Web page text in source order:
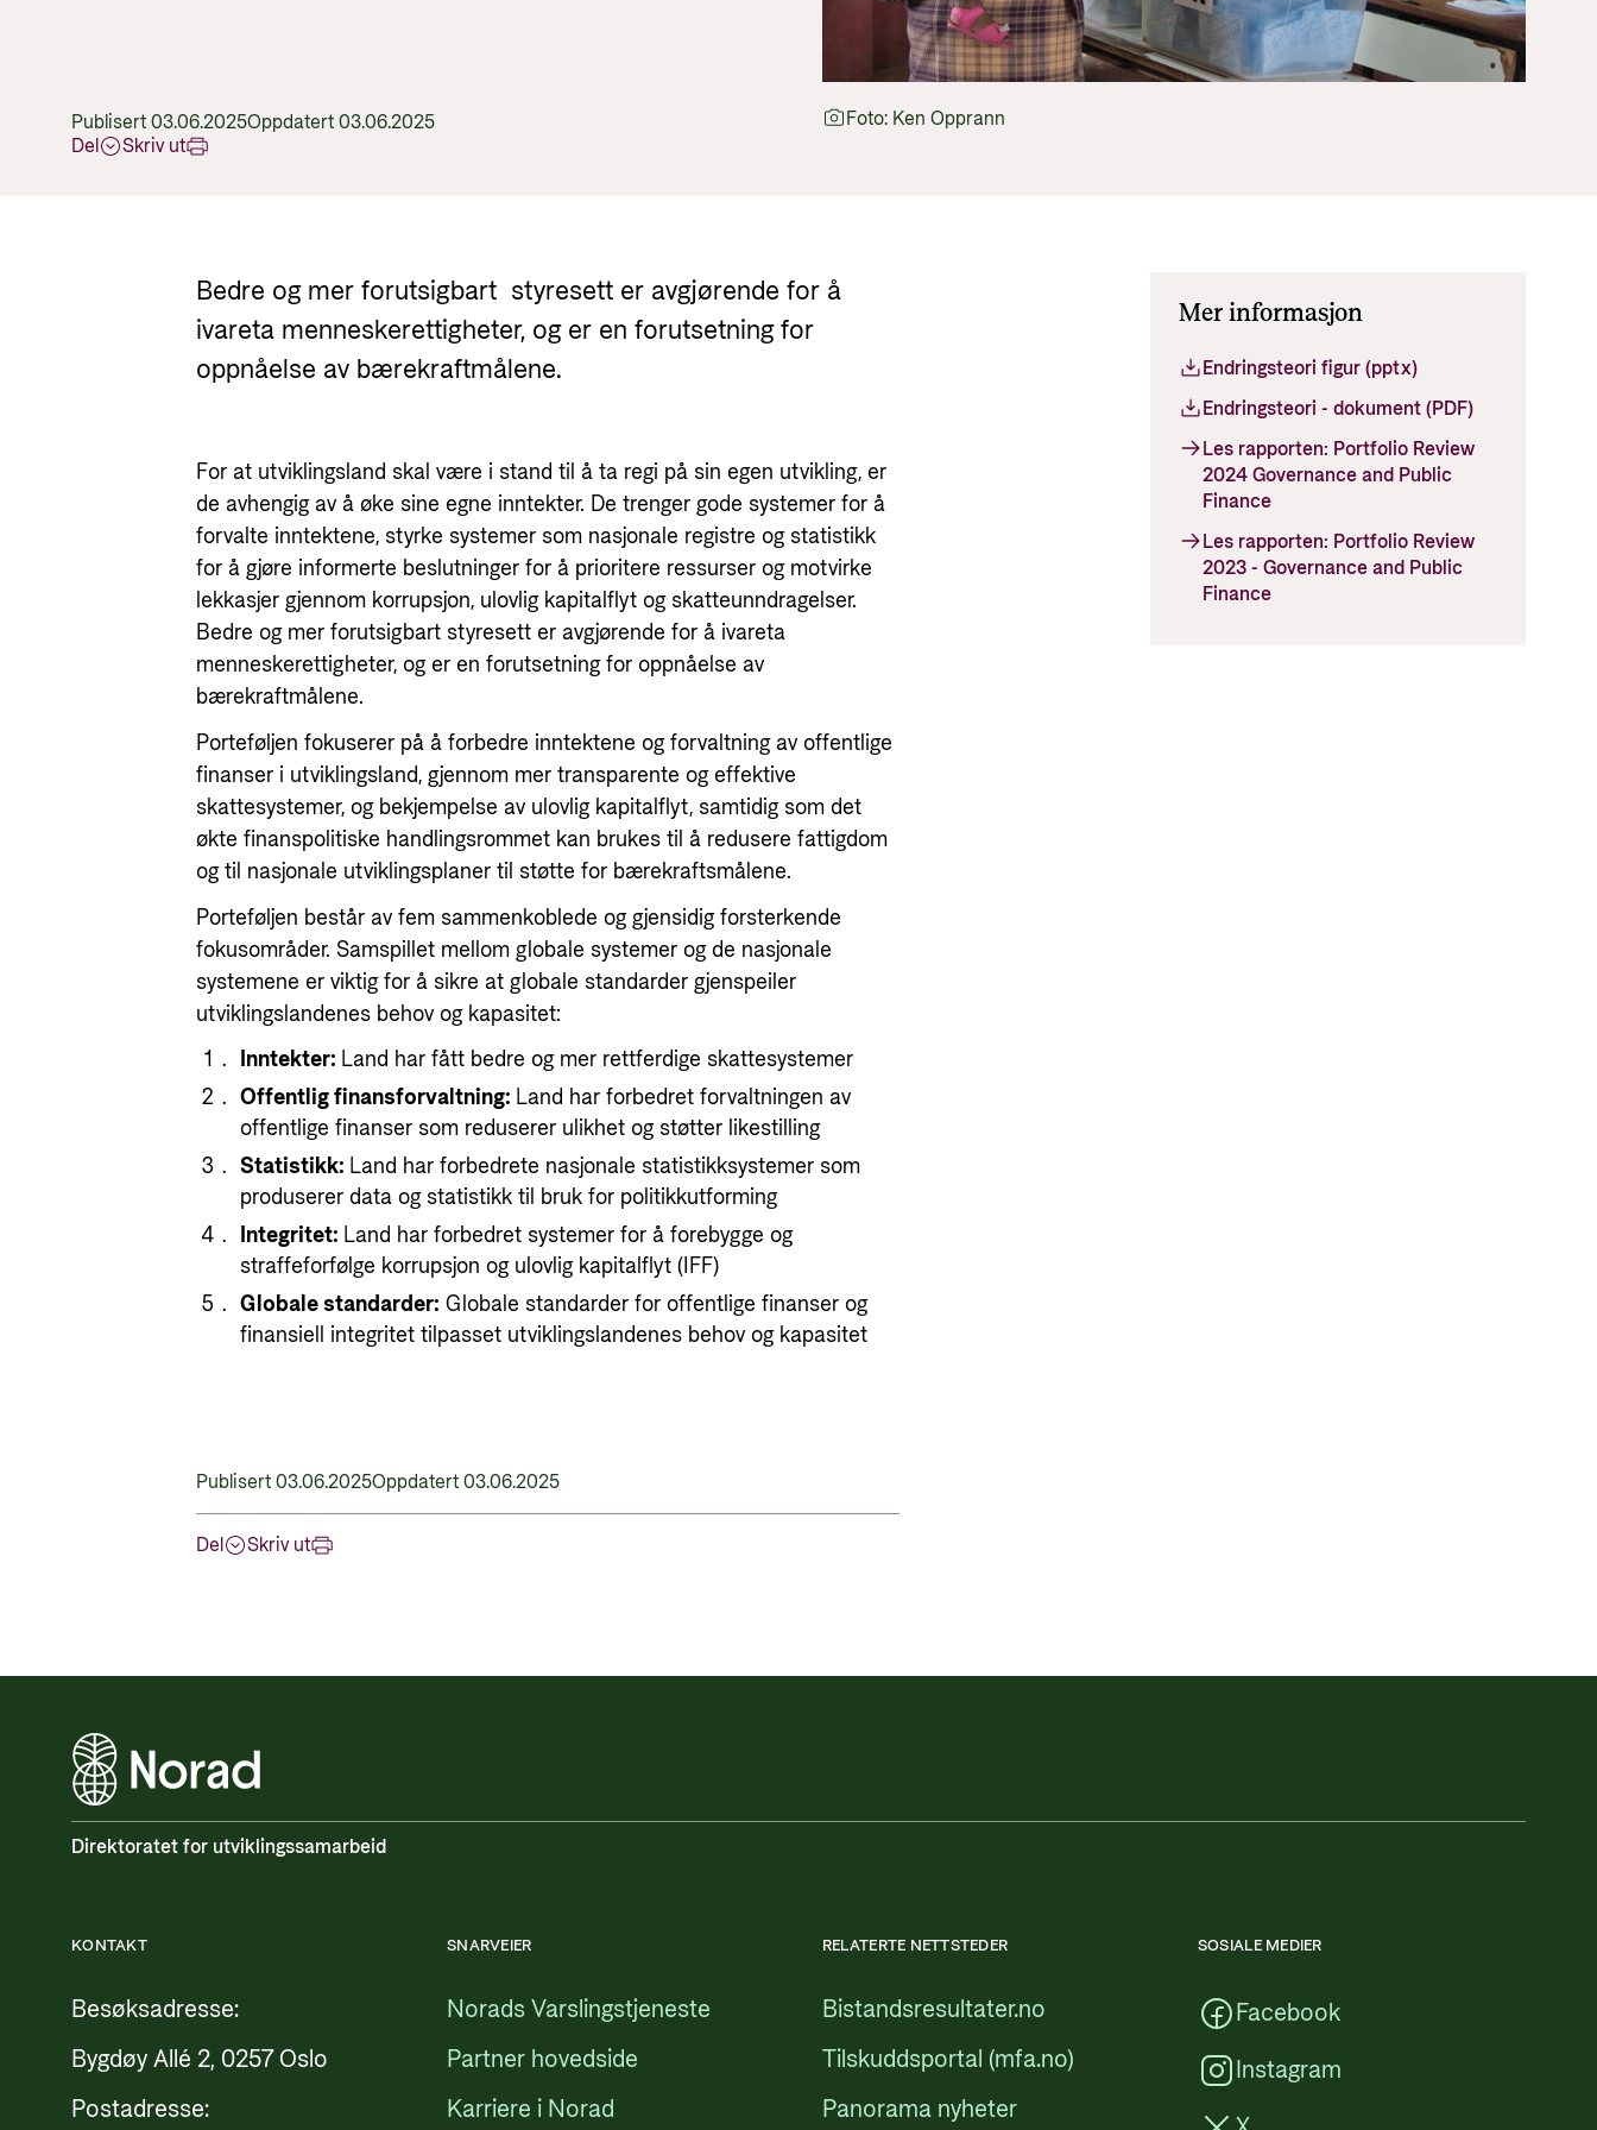
Statsgarantiordningen for
investeringer i fornybar energi
Norad - Partnerskap med privat
Viktige dokumenter og lenker
Partnerfordeling
Personvern
Publisert 03.06.2025Oppdatert 03.06.2025
Del
Skriv ut
Foto: Ken Opprann
Bedre og mer forutsigbart styresett er avgjørende for å
ivareta menneskerettigheter, og er en forutsetning for
oppnåelse av bærekraftmålene.
For at utviklingsland skal være i stand til å ta regi på sin egen utvikling, er
de avhengig av å øke sine egne inntekter. De trenger gode systemer for å
forvalte inntektene, styrke systemer som nasjonale registre og statistikk
for å gjøre informerte beslutninger for å prioritere ressurser og motvirke
lekkasjer gjennom korrupsjon, ulovlig kapitalflyt og skatteunndragelser.
Bedre og merforutsigbart styresett er avgjørende for å ivareta
menneskerettigheter, og er en forutsetning for oppnåelse av
bærekraftmålene.
Porteføljen fokuserer på å forbedre inntektene og forvaltning av offentlige
finanser i utviklingsland, gjennom mer transparente og effektive
skattesystemer, og bekjempelse av ulovlig kapitalflyt, samtidig som det
økte finanspolitiske handlingsrommet kan brukes til å redusere fattigdom
og til nasjonale utviklingsplaner til støtte for bærekraftsmålene.
Porteføljen består av fem sammenkoblede og gjensidig forsterkende
fokusområder. Samspillet mellom globale systemer og de nasjonale
systemene er viktig for å sikre at globale standarder gjenspeiler
utviklingslandenes behov og kapasitet:
Inntekter: Land har fått bedre og mer rettferdige skattesystemer
Offentlig finansforvaltning: Land har forbedret forvaltningen av
offentlige finanser som reduserer ulikhet og støtter likestilling
Statistikk: Land har forbedrete nasjonale statistikksystemer som
produserer data og statistikk til bruk for politikkutforming
Integritet: Land har forbedret systemer for å forebygge og
straffeforfølge korrupsjon og ulovlig kapitalflyt (IFF)
Globale standarder: Globale standarder for offentlige finanser og
finansiell integritet tilpasset utviklingslandenes behov og kapasitet
Mer informasjon
Endringsteori figur (pptx)
Endringsteori - dokument (PDF)
Les rapporten: Portfolio Review
2024 Governance and Public
Finance
Les rapporten: Portfolio Review
2023 - Governance and Public
Finance
Publisert 03.06.2025Oppdatert 03.06.2025
Del Skriv ut
Direktoratet for utviklingssamarbeid
KONTAKT
Besøksadresse:
Bygdøy Allé 2, 0257 Oslo
Postadresse:
SNARVEIER
Norads Varslingstjeneste
Partner hovedside
Karriere i Norad
RELATERTE NETTSTEDER
Bistandsresultater.no
Tilskuddsportal (mfa.no)
Panorama nyheter
SOSIALE MEDIER
Facebook
Instagram